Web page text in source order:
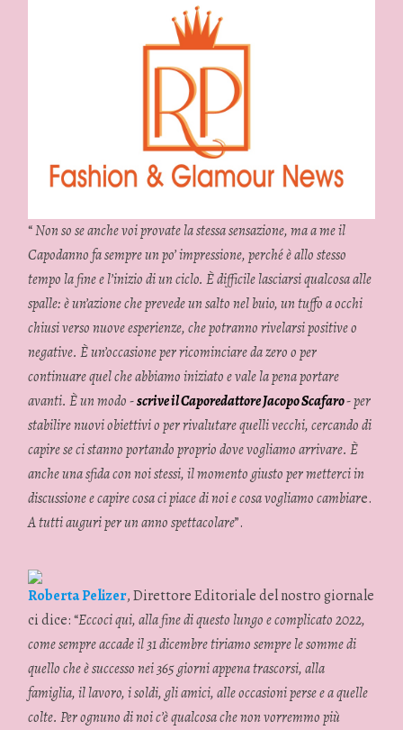
“Non so se anche voi provate la stessa sensazione, ma a me il
Capodanno fa sempre un po’ impressione, perché è allo stesso
tempo la fine e l’inizio di un ciclo. È difficile lasciarsi qualcosa alle
spalle: è un’azione che prevede un salto nel buio, un tuffo a occhi
chiusi verso nuove esperienze, che potranno rivelarsi positive o
negative. È un’occasione per ricominciare da zero o per
continuare quel che abbiamo iniziato e vale la pena portare
avanti. È un modo -scrive il Caporedattore Jacopo Scafaro- per
stabilire nuovi obiettivi o per rivalutare quelli vecchi, cercando di
capire se ci stanno portando proprio dove vogliamo arrivare. È
anche una sfida con noi stessi, il momento giusto per metterci in
discussione e capire cosa ci piace di noi e cosa vogliamo cambiare.
A tutti auguri per un anno spettacolare”.
Roberta Pelizer, Direttore Editoriale del nostro giornale
ci dice: “Eccoci qui, alla fine di questo lungo e complicato 2022,
come sempre accade il 31 dicembre tiriamo sempre le somme di
quello che è successo nei 365 giorni appena trascorsi, alla
famiglia, il lavoro, i soldi, gli amici, alle occasioni perse e a quelle
colte. Per ognuno di noi c’è qualcosa che non vorremmo più